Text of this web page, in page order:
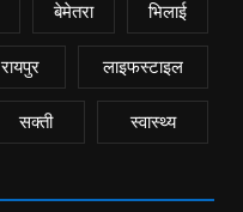
बेमेतरा भिलाई
रायपुर लाइफस्टाइल
सक्ती स्वास्थ्य